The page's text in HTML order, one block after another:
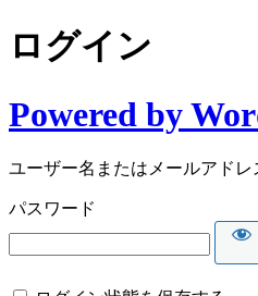
ログイン
Powered by
ユーザー名またはメールアドレ
パスワード